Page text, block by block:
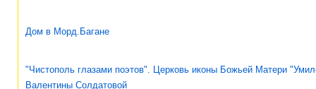
Дом в Морд.Багане
"Чистополь глазами поэтов". Церковь иконы Божьей Матери
Валентины Солдатовой